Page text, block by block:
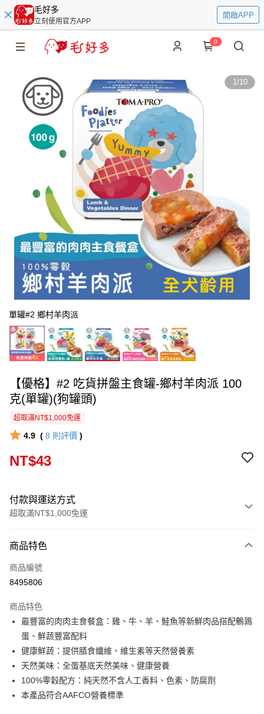
毛好多
立刻使用官方APP
開啟APP
0
1/10
單罐#2 鄉村羊肉派
【優格】#2 吃貨拼盤主食罐-鄉村羊肉派 100
克(單罐)(狗罐頭)
超取滿NT$1,000免運
4.9 ( 8 則評價 )
NT$43
付款與運送方式
超取滿NT$1,000免運
信用卡一次付款
信用卡分期付款
合作金庫商業銀行
華南商業銀行
彰化商業銀行
上海商業儲蓄銀行
國泰世華商業銀行
兆豐國際商業銀行
臺灣中小企業銀行
台中商業銀行
匯豐（台灣）商業銀行
華泰商業銀行
聯邦商業銀行
遠東國際商業銀行
元大商業銀行
超商取貨付款
LINE Pay
Apple Pay
街口支付
商品特色
商品編號
8495806
商品特色
最豐富的肉肉主食餐盒：雞、牛、羊、鮭魚等新鮮肉品搭配鵪鶉
蛋、鮮蔬豐富配料
健康鮮蔬：提供膳食纖維、維生素等天然營養素
天然美味：全蛋基底天然美味、健康營養
100%零榖配方：純天然不含人工香料、色素、防腐劑
本產品符合AAFCO營養標準